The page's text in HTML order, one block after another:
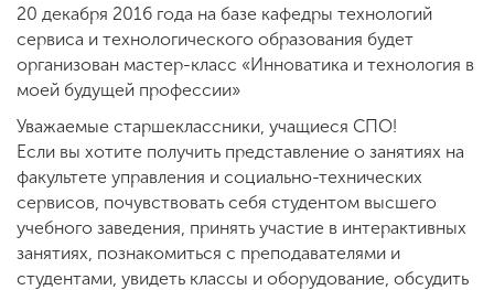
Обучение
Наука
Международная
деятельность
20 декабря 2016 года на базе кафедры технологий
сервиса и технологического образования будет
организован мастер-класс «Инноватика и технология в
моей будущей профессии»
Уважаемые старшеклассники, учащиеся СПО!
Если вы хотите получить представление о занятиях на
факультете управления и социально-технических
сервисов, почувствовать себя студентом высшего
учебного заведения, принять участие в интерактивных
занятиях, познакомиться с преподавателями и
студентами, увидеть классы и оборудование, обсудить